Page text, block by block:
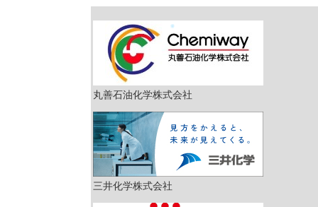
丸善石油化学株式会社
三井化学株式会社